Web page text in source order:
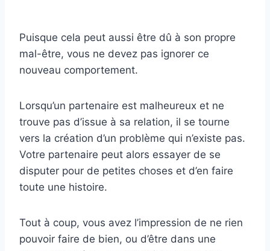
Puisque cela peut aussi être dû à son propre
mal-être, vous ne devez pas ignorer ce
nouveau comportement.
Lorsqu’un partenaire est malheureux et ne
trouve pas d’issue à sa relation, il se tourne
vers la création d’un problème qui n’existe pas.
Votre partenaire peut alors essayer de se
disputer pour de petites choses et d’en faire
toute une histoire.
Tout à coup, vous avez l’impression de ne rien
pouvoir faire de bien, ou d’être dans une